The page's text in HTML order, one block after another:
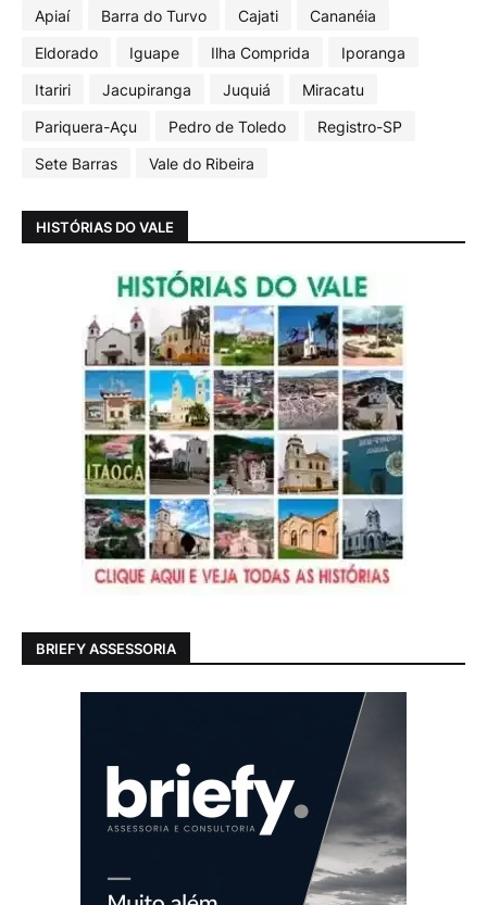
Apiaí Barra do Turvo Cajati
Cananéia
Eldorado
Iguape Ilha Comprida
Iporanga
Itariri
Jacupiranga Juquiá
Miracatu
Pariquera-Açu
Pedro de Toledo
Registro-SP
Sete Barras
Vale do Ribeira
HISTÓRIAS DO VALE
BRIEFY ASSESSORIA